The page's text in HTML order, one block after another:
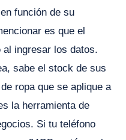
función de su
es que el
ingresar los datos.
sabe el stock de sus
ropa que se aplique a
la herramienta de
Si tu teléfono